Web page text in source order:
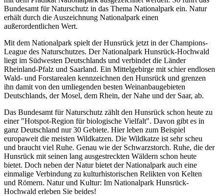
Bundesamt für Naturschutz in das Thema Nationalpark ein. Natur
erhält durch die Auszeichnung Nationalpark einen
außerordentlichen Wert.
Mit dem Nationalpark spielt der Hunsrück jetzt in der Champions-
League des Naturschutzes. Der Nationalpark Hunsrück-Hochwald
liegt im Südwesten Deutschlands und verbindet die Länder
Rheinland-Pfalz und Saarland. Ein Mittelgebirge mit schier endlosen
Wald- und Forstarealen kennzeichnen den Hunsrück und grenzen
ihn damit von den umliegenden besten Weinanbaugebieten
Deutschlands, der Mosel, dem Rhein, der Nahe und der Saar, ab.
Das Bundesamt für Naturschutz zählt den Hunsrück schon heute zu
einer "Hotspot-Region für biologische Vielfalt". Davon gibt es in
ganz Deutschland nur 30 Gebiete. Hier leben zum Beispiel
europaweit die meisten Wildkatzen. Die Wildkatze ist sehr scheu
und braucht viel Ruhe. Genau wie der Schwarzstorch. Ruhe, die der
Hunsrück mit seinen lang ausgestreckten Wäldern schon heute
bietet. Doch neben der Natur bietet der Nationalpark auch eine
einmalige Verbindung zu kulturhistorischen Relikten von Kelten
und Römern. Natur und Kultur: Im Nationalpark Hunsrück-
Hochwald erleben Sie beides!